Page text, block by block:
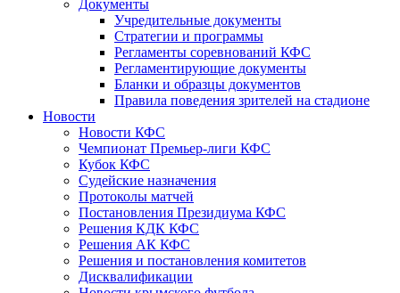
Документы
Учредительные документы
Стратегии и программы
Регламенты соревнований КФС
Регламентирующие документы
Бланки и образцы документов
Правила поведения зрителей на стадионе
Новости
Новости КФС
Чемпионат Премьер-лиги КФС
Кубок КФС
Судейские назначения
Протоколы матчей
Постановления Президиума КФС
Решения КДК КФС
Решения АК КФС
Решения и постановления комитетов
Дисквалификации